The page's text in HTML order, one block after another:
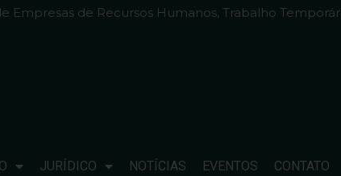
Empresas de Recursos Humanos, Trabalho
JURÍDICO NOTÍCIAS EVENTOS CONTATO